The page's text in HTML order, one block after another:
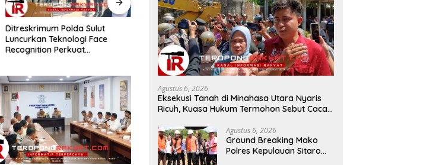
Ditreskrimum Polda Sulut
Luncurkan Teknologi Face
Recognition Perkuat
2026
DPRD dan Pemkab Sangihe
Mulai Bahas KUA-PPAS 2027,
Proyeksi Pendapatan Rp699
Miliar
Akademisi Unsrat Minta BPMS
GMIM Fokus pada Agenda
Gereja dan Dukung Penegakan
Hukum
Agustus 6, 2026
Eksekusi Tanah di Minahasa Utara Nyaris
Ricuh, Kuasa Hukum Termohon Sebut Cacat
Agustus 6, 2026
Ground Breaking Mako
Polres Kepulauan Sitaro